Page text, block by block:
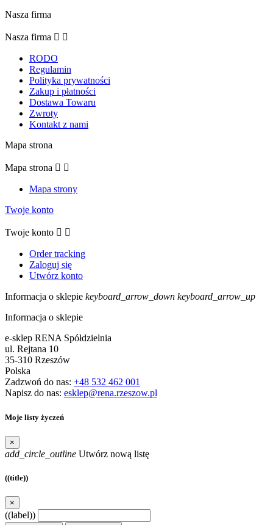
Nasza firma
Nasza firma  
RODO
Regulamin
Polityka prywatności
Zakup i płatności
Dostawa Towaru
Zwroty
Kontakt z nami
Mapa strona
Mapa strona  
Mapa strony
Twoje konto
Twoje konto  
Order tracking
Zaloguj się
Utwórz konto
Informacja o sklepie keyboard_arrow_down keyboard_arrow_up
Informacja o sklepie
e-sklep RENA Spółdzielnia
ul. Rejtana 10
35-310 Rzeszów
Polska
Zadzwoń do nas: +48 532 462 001
Napisz do nas: esklep@rena.rzeszow.pl
Moje listy życzeń
×
add_circle_outline Utwórz nową listę
((title))
×
((label))